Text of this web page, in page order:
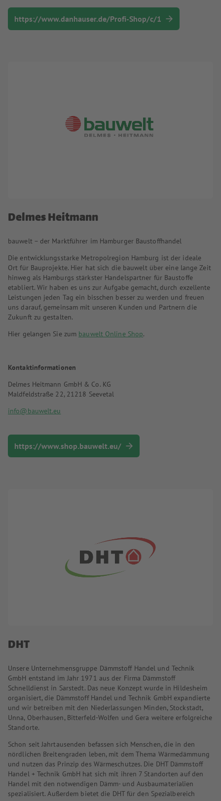
https://www.danhauser.de/Profi-Shop/c/1
Delmes Heitmann
bauwelt – der Marktführer im Hamburger Baustoffhandel
Die entwicklungsstarke Metropolregion Hamburg ist der ideale
Ort für Bauprojekte. Hier hat sich die bauwelt über eine lange Zeit
hinweg als Hamburgs stärkster Handelspartner für Baustoffe
etabliert. Wir haben es uns zur Aufgabe gemacht, durch exzellente
Leistungen jeden Tag ein bisschen besser zu werden und freuen
uns darauf, gemeinsam mit unseren Kunden und Partnern die
Zukunft zu gestalten.
Hier gelangen Sie zum bauwelt Online Shop.
Kontaktinformationen
Delmes Heitmann GmbH & Co. KG
Maldfeldstraße 22, 21218 Seevetal
info@bauwelt.eu
https://www.shop.bauwelt.eu/
DHT
Unsere Unternehmensgruppe Dämmstoff Handel und Technik
GmbH entstand im Jahr 1971 aus der Firma Dämmstoff
Schnelldienst in Sarstedt. Das neue Konzept wurde in Hildesheim
organisiert, die Dämmstoff Handel und Technik GmbH expandierte
und wir betreiben mit den Niederlassungen Minden, Stockstadt,
Unna, Oberhausen, Bitterfeld-Wolfen und Gera weitere erfolgreiche
Standorte.
Schon seit Jahrtausenden befassen sich Menschen, die in den
nördlichen Breitengraden leben, mit dem Thema Wärmedämmung
und nutzen das Prinzip des Wärmeschutzes. Die DHT Dämmstoff
Handel + Technik GmbH hat sich mit ihren 7 Standorten auf den
Handel mit den notwendigen Dämm- und Ausbaumaterialien
spezialisiert. Außerdem bietet die DHT für den Spezialbereich